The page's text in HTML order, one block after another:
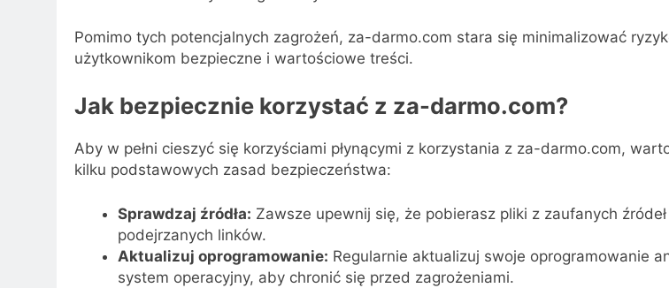
Pomimo tych potencjalnych zagrożeń, za-darmo.com stara się minimalizować
użytkownikom bezpieczne i wartościowe treści.
Jak bezpiecznie korzystać z za-darmo.com?
Aby w pełni cieszyć się korzyściami płynącymi z korzystania z za-darmo.com,
kilku podstawowych zasad bezpieczeństwa:
Sprawdzaj źródła: Zawsze upewnij się, że pobierasz pliki z zaufanych
podejrzanych linków.
Aktualizuj oprogramowanie: Regularnie aktualizuj swoje oprogramowanie
system operacyjny, aby chronić się przed zagrożeniami.